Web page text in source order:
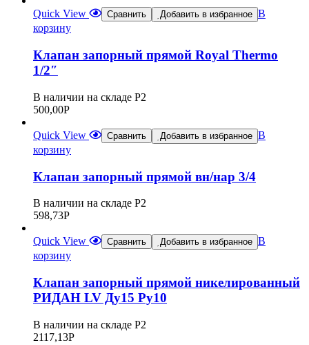
Quick View Сравнить Добавить в избранное В
корзину
Клапан запорный прямой Royal Thermo
1/2″
В наличии на складе Р2
500,00Р
Quick View Сравнить Добавить в избранное В
корзину
Клапан запорный прямой вн/нар 3/4
В наличии на складе Р2
598,73Р
Quick View Сравнить Добавить в избранное В
корзину
Клапан запорный прямой никелированный
РИДАН LV Ду15 Ру10
В наличии на складе Р2
2117,13Р